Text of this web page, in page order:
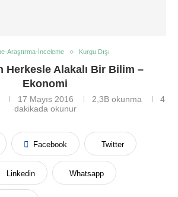
Araştırma-İnceleme Kurgu Dışı
Herkesle Alakalı Bir Bilim –
Ekonomi
17 Mayıs 2016 2,3Bokunma
4
dakikada okunur
Facebook Twitter
Linkedin Whatsapp